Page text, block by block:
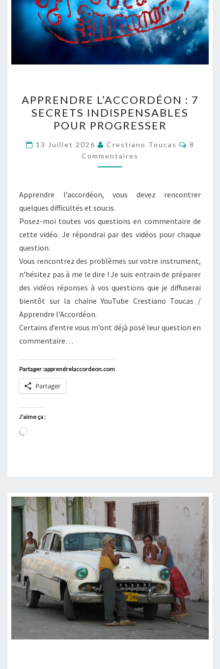
L’ACCORDÉON
:
7
SECRETS
INDISPENSABLES
POUR
APPRENDRE L’ACCORDÉON : 7
SECRETS INDISPENSABLES
POUR PROGRESSER
13 Juillet 2026 Crestiano Toucas
8
Commentaires
Apprendre l’accordéon, vous devez rencontrer
quelques difficultés et soucis.
Posez-moi toutes vos questions en commentaire de
cette vidéo. Je répondrai par des vidéos pour chaque
question.
Vous rencontrez des problèmes sur votre instrument,
n’hésitez pas à me le dire ! Je suis entrain de préparer
des vidéos réponses à vos questions que je diffuserai
bientôt sur la chaine YouTube Crestiano Toucas /
Apprendre l’Accordéon.
Certains d’entre vous m’ont déjà posé leur question en
commentaire…
Partager :apprendrelaccordeon.com
Partager
J’aime ça :
Chargement…